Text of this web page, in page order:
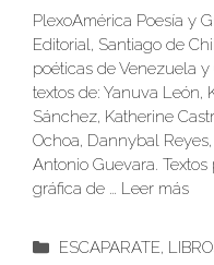
PlexoAmérica Poesía y
Editorial, Santiago de
poéticas de Venezuela
textos de: Yanuva León,
Sánchez, Katherine
Ochoa, Dannybal
Antonio Guevara.
gráfica de … Leer más
Categorías
ESCAPARATE,